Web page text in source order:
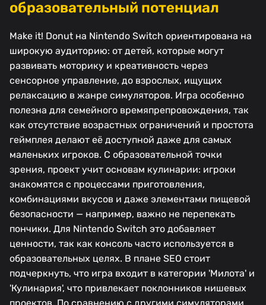
образовательный потенциал
Make it! Donut на Nintendo Switch ориентирована на
широкую аудиторию: от детей, которые могут
развивать моторику и креативность через
сенсорное управление, до взрослых, ищущих
релаксацию в жанре симуляторов. Игра особенно
полезна для семейного времяпрепровождения, так
как отсутствие возрастных ограничений и простота
геймплея делают её доступной даже для самых
маленьких игроков. С образовательной точки
зрения, проект учит основам кулинарии: игроки
знакомятся с процессами приготовления,
комбинациями вкусов и даже элементами пищевой
безопасности — например, важно не перепекать
пончики. Для Nintendo Switch это добавляет
ценности, так как консоль часто используется в
образовательных целях. В плане SEO стоит
подчеркнуть, что игра входит в категории 'Милота' и
'Кулинария', что привлекает поклонников нишевых